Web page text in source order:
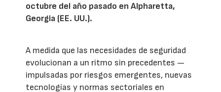
octubre del año pasado en Alpharetta,
Georgia (EE. UU.).
A medida que las necesidades de seguridad
evolucionan a un ritmo sin precedentes —
impulsadas por riesgos emergentes, nuevas
tecnologías y normas sectoriales en